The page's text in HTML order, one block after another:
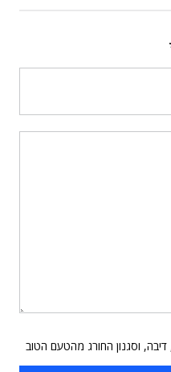
וסגנון החורג מהטעם הטוב